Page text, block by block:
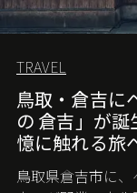
TRAVEL
鳥取・倉吉に
の 倉吉」が
憶に触れる旅
鳥取県倉吉市に